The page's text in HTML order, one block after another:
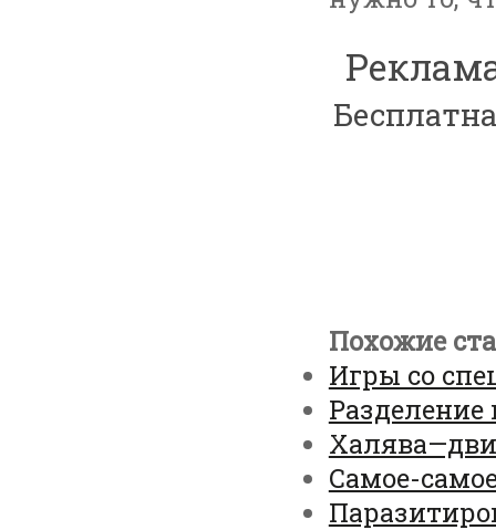
Похожие
Игры со
Разделение
Самое-